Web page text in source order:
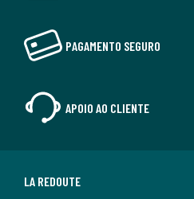
PAGAMENTO SEGURO
APOIO AO CLIENTE
LA REDOUTE